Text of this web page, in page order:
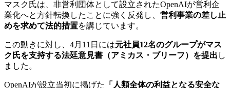
マスク氏は、非営利団体として設立されたOpenAIが営利企
業化へと方針転換したことに強く反発し、 営利事業の差し止
めを求めて法的措置を講じています。
この動きに対し、4月11日には元社員12名のグループがマス
ク氏を支持する法廷意見書（アミカス・ブリーフ）を提出 し
ました。
OpenAIが設立当初に掲げた
「人類全体の利益となる安全な